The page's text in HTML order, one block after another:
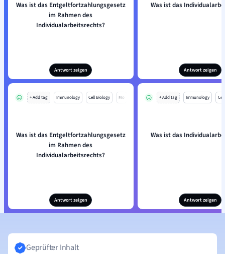
Was ist das Entgeltfortzahlungsgesetz
im Rahmen des
Individualarbeitsrechts?
Antwort zeigen
Was ist das
Antwort zeigen
+ Add tag Immunology Cell Biology Mo
Was ist das Entgeltfortzahlungsgesetz
im Rahmen des
Individualarbeitsrechts?
Antwort zeigen
+ Add tag Immunology
Was ist das
Antwort zeigen
Geprüfter Inhalt